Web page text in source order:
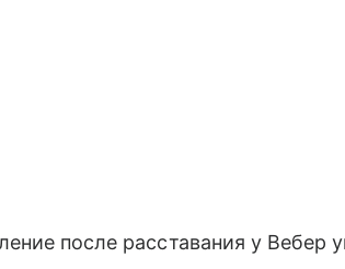
после расставания у Вебер